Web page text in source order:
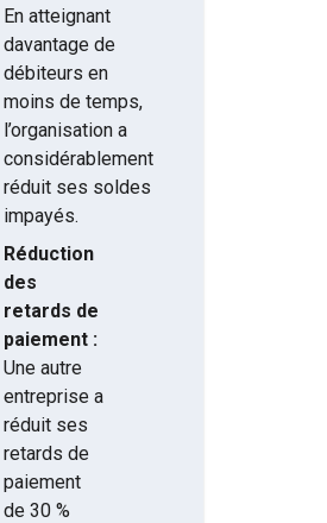
En atteignant
davantage de
débiteurs en
moins de temps,
l’organisation a
considérablement
réduit ses soldes
impayés.
Réduction
des
retards de
paiement :
Une autre
entreprise a
réduit ses
retards de
paiement
de 30 %